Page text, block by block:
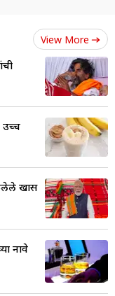
View More
उच्च
खास
नावे